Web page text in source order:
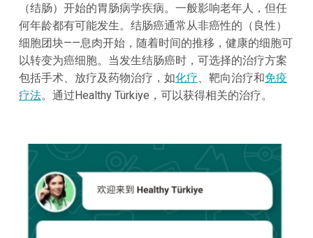
（结肠）开始的胃肠病学疾病。一般影响老年人，但任
何年龄都有可能发生。结肠癌通常从非癌性的（良性）
细胞团块——息肉开始，随着时间的推移，健康的细胞可
以转变为癌细胞。当发生结肠癌时，可选择的治疗方案
包括手术、放疗及药物治疗，如化疗 、靶向治疗和免疫
疗法。通过Healthy Türkiye，可以获得相关的治疗。